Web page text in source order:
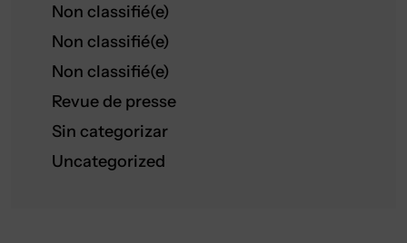
Non classifié(e)
Non classifié(e)
Non classifié(e)
Revue de presse
Sin categorizar
Uncategorized